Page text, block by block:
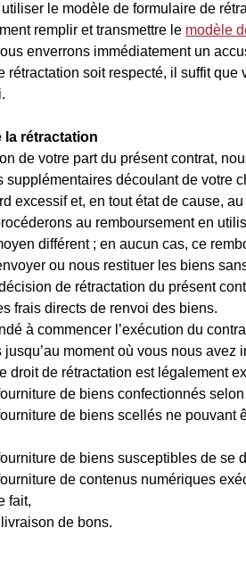
le modèle de formulaire de
remplir et transmettre le modèle
enverrons immédiatement un
rétractation soit respecté, il suffit
la rétractation
de votre part du présent contrat,
supplémentaires découlant de
excessif et, en tout état de cause,
au remboursement en
différent ; en aucun cas, ce
ou nous restituer les biens
de rétractation du présent
frais directs de renvoi des biens.
à commencer l’exécution du
jusqu’au moment où vous nous
droit de rétractation est légalement
de biens confectionnés
de biens scellés ne
de biens susceptibles de se
de contenus numériques
fait,
de bons.